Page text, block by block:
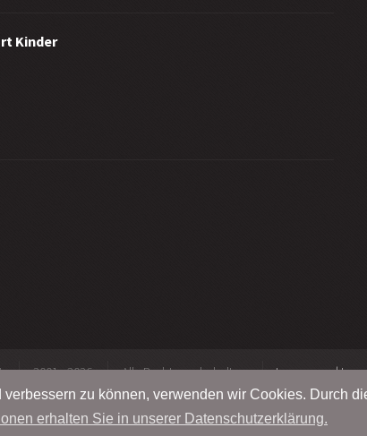
zu können, verwenden wir Cookies. Durch
erhalten Sie in unserer Datenschutzerklärung.
Kinder
2001 - 2026 Alle Rechte vorbehalten Impressum |